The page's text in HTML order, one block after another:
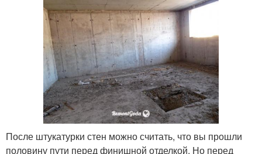
После штукатурки стен можно считать, что вы прошли
половину пути перед финишной отделкой. Но перед